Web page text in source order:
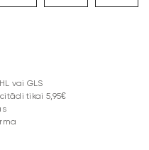
vai GLS
tikai 5,95€